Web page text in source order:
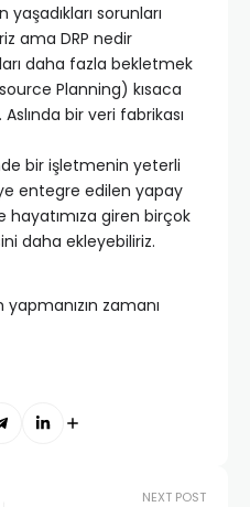
sorunları
ama DRP nedir
daha fazla bekletmek
Planning) kısaca
bir veri fabrikası
bir işletmenin yeterli
entegre edilen yapay
hayatımıza giren birçok
daha ekleyebiliriz.
yapmanızın zamanı
NEXT POST